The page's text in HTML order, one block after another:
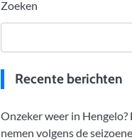
Zoeken
Recente berichten
Onzeker weer in
nemen volgens de